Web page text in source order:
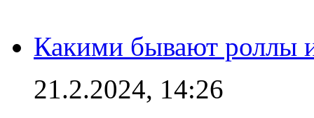
Какими бывают роллы
21.2.2024, 14:26